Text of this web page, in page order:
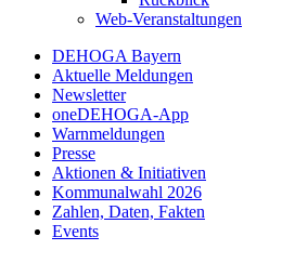
Web-Veranstaltungen
DEHOGA Bayern
Aktuelle Meldungen
Newsletter
oneDEHOGA-App
Warnmeldungen
Presse
Aktionen & Initiativen
Kommunalwahl 2026
Zahlen, Daten, Fakten
Events